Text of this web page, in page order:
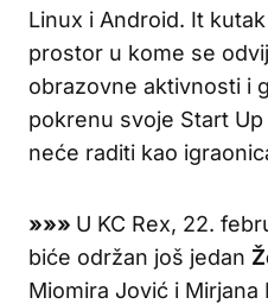
Linux i Android. It
prostor u kome se
obrazovne aktivnosti i
pokrenu svoje Start
neće raditi kao
»»» U KC Rex, 22.
biće održan još jedan
Miomira Jović i Mirjana